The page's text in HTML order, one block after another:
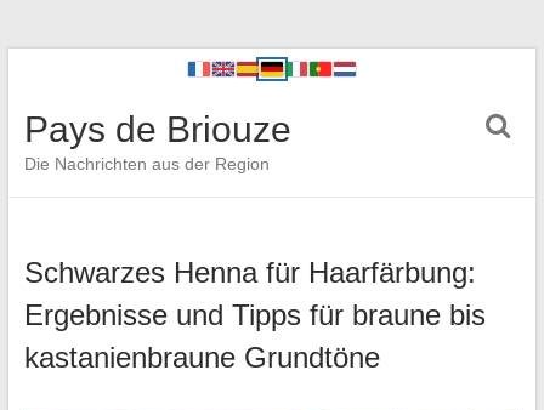
Pays de Briouze
Die Nachrichten aus der Region
Schwarzes Henna für Haarfärbung:
Ergebnisse und Tipps für braune bis
kastanienbraune Grundtöne